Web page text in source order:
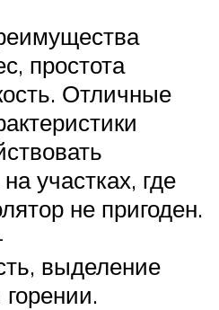
простота
Отличные
участках, где
не пригоден.
выделение